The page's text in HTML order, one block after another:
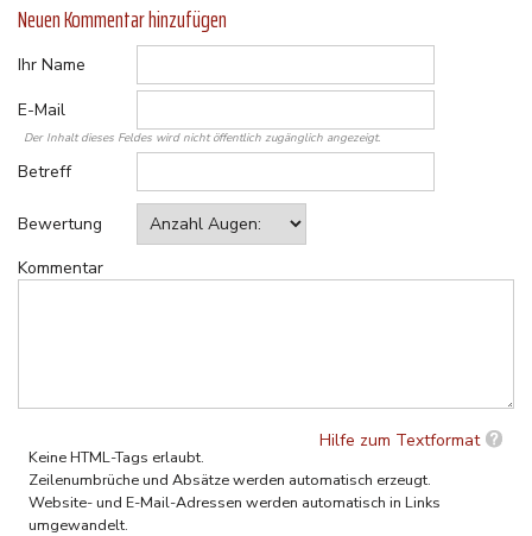
Neuen Kommentar hinzufügen
Ihr Name
E-Mail
Der Inhalt dieses Feldes wird nicht öffentlich zugänglich angezeigt.
Betreff
Bewertung
Kommentar
Hilfe zum Textformat
Keine HTML-Tags erlaubt.
Zeilenumbrüche und Absätze werden automatisch erzeugt.
Website- und E-Mail-Adressen werden automatisch in Links
umgewandelt.